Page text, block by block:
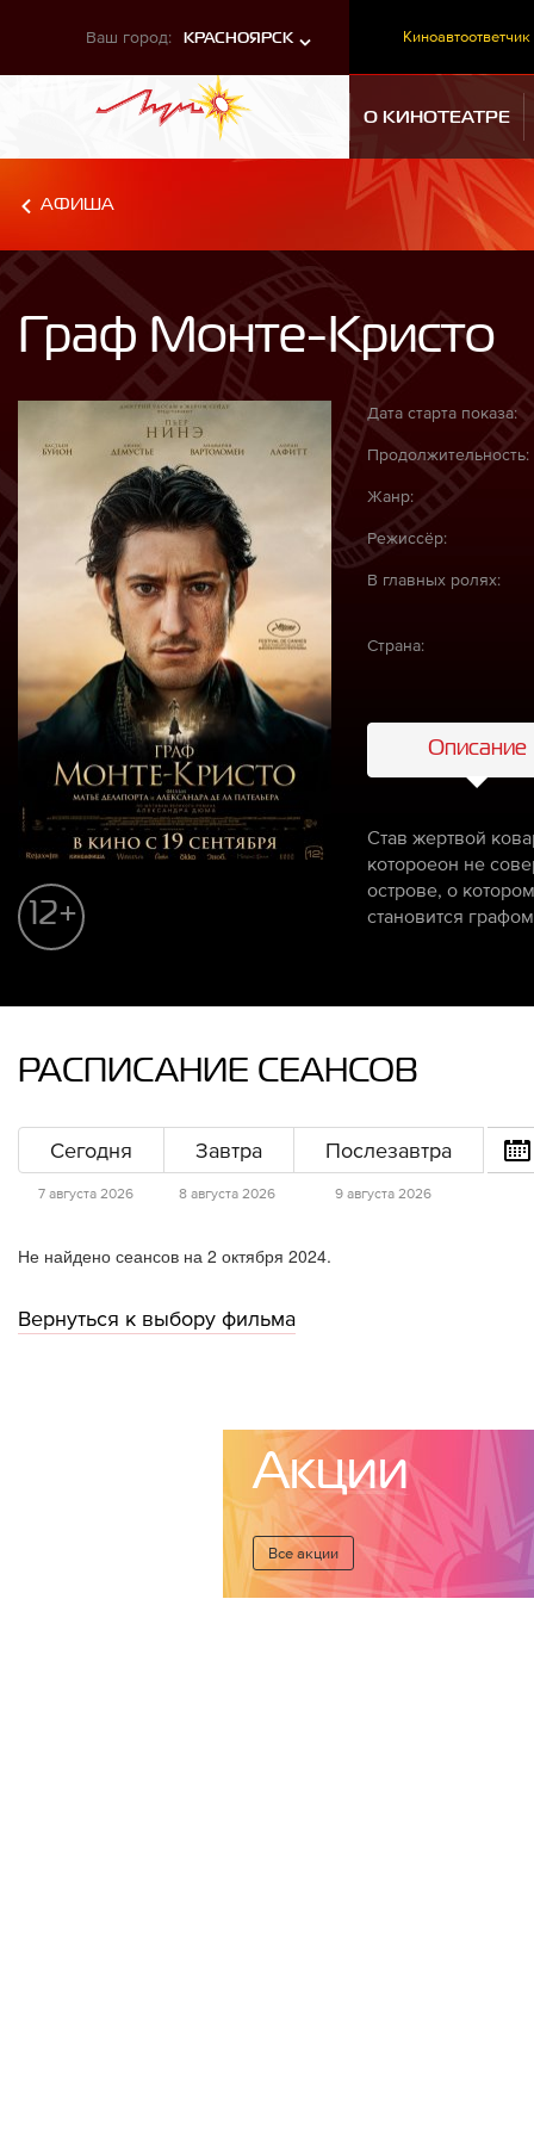
Ваш город: КРАСНОЯРСК Киноавтоответчик
О КИНОТЕАТРЕ
АФИША
Граф Монте-Кристо
12+
Дата старта показа:
Продолжительность:
Жанр:
Режиссёр:
В главных ролях:
Страна:
Описание
Став жертвой
котороеон не
острове, о
становится
РАСПИСАНИЕ СЕАНСОВ
Сегодня
7 августа 2026
Завтра
8 августа 2026
Послезавтра
9 августа 2026
Не найдено сеансов на 2 октября 2024.
Вернуться к выбору фильма
Акции
Все акции